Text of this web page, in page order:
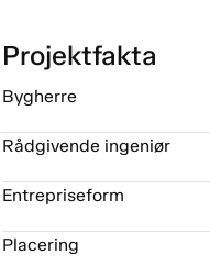
Projektfakta
Bygherre
Rådgivende ingeniør
Entrepriseform
Placering